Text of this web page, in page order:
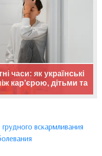
часи: як українські
кар’єрою, дітьми та
вскармливания